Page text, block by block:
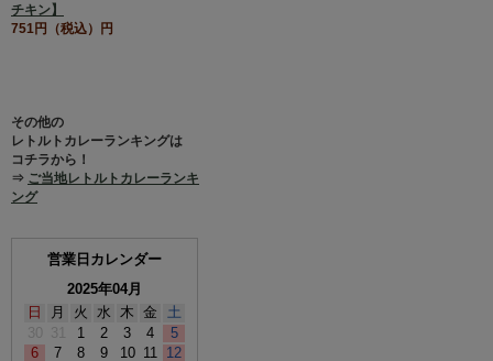
チキン】
751円（税込）円
その他の
レトルトカレーランキングは
コチラから！
⇒ ご当地レトルトカレーランキ
ング
営業日カレンダー
2025年04月
日
月 火 水 木 金
土
30
31 1 2 3 4
5
6
7 8 9 10 11 12